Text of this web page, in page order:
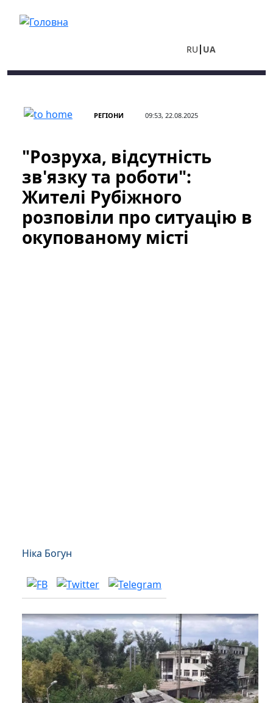
RU UA
РЕГІОНИ 09:53, 22.08.2025
"Розруха, відсутність
зв'язку та роботи":
Жителі Рубіжного
розповіли про ситуацію в
окупованому місті
Ніка Богун